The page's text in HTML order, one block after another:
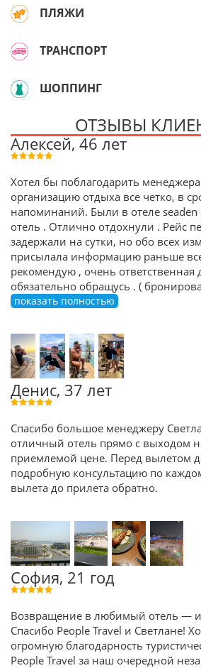
ПЛЯЖИ
ТРАНСПОРТ
ШОППИНГ
ОТЗЫВЫ
Алексей, 46 лет
Хотел бы поблагодарить
организацию отдыха все четко, в
напоминаний. Были в отеле
отель . Отлично отдохнули . Рейс
задержали на сутки, но обо всех
присылала информацию раньше
рекомендую , очень ответственная
обязательно обращусь . (
показать полностью
Денис, 37 лет
Спасибо большое менеджеру
отличный отель прямо с выходом
приемлемой цене. Перед вылетом
подробную консультацию по
вылета до прилета обратно.
София, 21 год
Возвращение в любимый отель —
Спасибо People Travel и Светлане!
огромную благодарность
People Travel за наш очередной